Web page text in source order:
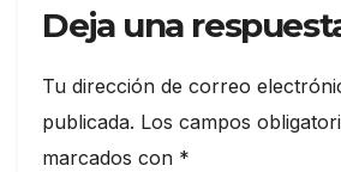
Deja una
Tu dirección de correo
publicada. Los campos
marcados con *